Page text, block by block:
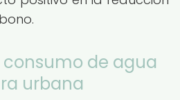
de agua
urbana